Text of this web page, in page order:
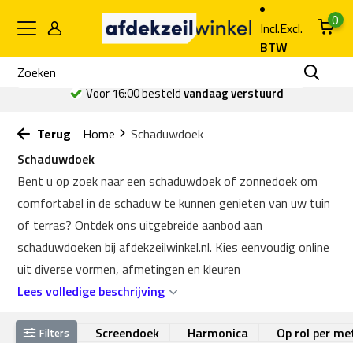
Incl.Excl.
BTW
0
Voor 16:00 besteldvandaag verstuurd
Terug Home
Schaduwdoek
Schaduwdoek
Bent u op zoek naar een schaduwdoek of zonnedoek om
comfortabel in de schaduw te kunnen genieten van uw tuin
of terras? Ontdek ons uitgebreide aanbod aan
schaduwdoeken bij afdekzeilwinkel.nl. Kies eenvoudig online
uit diverse vormen, afmetingen en kleuren
Lees volledige beschrijving
Filters Screendoek Harmonica
Op rol per